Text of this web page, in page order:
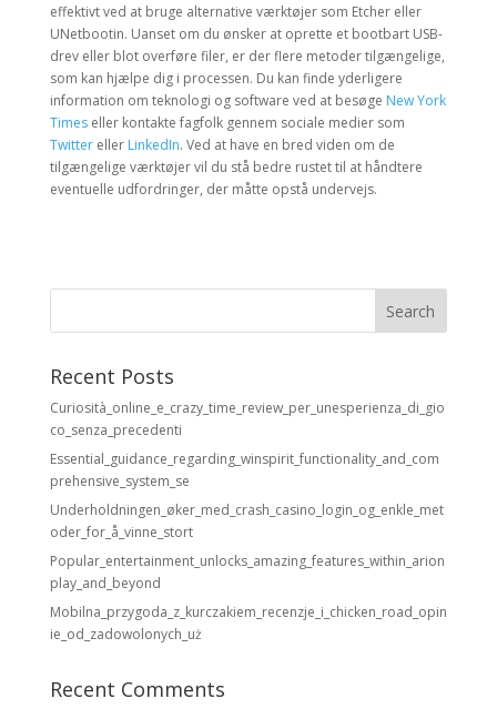
effektivt ved at bruge alternative værktøjer som Etcher eller
UNetbootin. Uanset om du ønsker at oprette et bootbart USB-
drev eller blot overføre filer, er der flere metoder tilgængelige,
som kan hjælpe dig i processen. Du kan finde yderligere
information om teknologi og software ved at besøge New York
Timeseller kontakte fagfolk gennem sociale medier som
Twittereller LinkedIn. Ved at have en bred viden om de
tilgængelige værktøjer vil du stå bedre rustet til at håndtere
eventuelle udfordringer, der måtte opstå undervejs.
Recent Posts
Curiosità_online_e_crazy_time_review_per_unesperienza_di_gio
co_senza_precedenti
Essential_guidance_regarding_winspirit_functionality_and_com
prehensive_system_se
Underholdningen_øker_med_crash_casino_login_og_enkle_met
oder_for_å_vinne_stort
Popular_entertainment_unlocks_amazing_features_within_arion
play_and_beyond
Mobilna_przygoda_z_kurczakiem_recenzje_i_chicken_road_opin
ie_od_zadowolonych_uż
Recent Comments